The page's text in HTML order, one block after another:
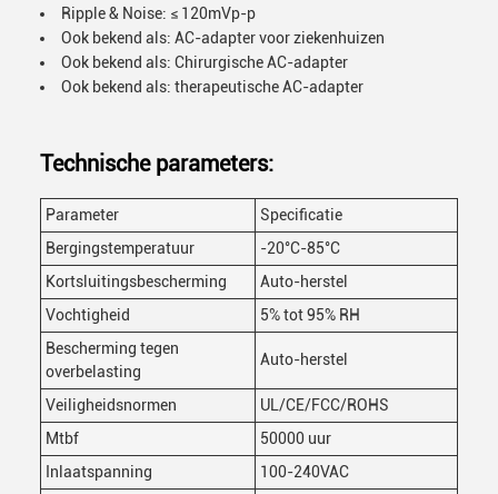
Ripple & Noise: ≤ 120mVp-p
Ook bekend als: AC-adapter voor ziekenhuizen
Ook bekend als: Chirurgische AC-adapter
Ook bekend als: therapeutische AC-adapter
Technische parameters:
Parameter
Specificatie
Bergingstemperatuur
-20°C-85°C
Kortsluitingsbescherming
Auto-herstel
Vochtigheid
5% tot 95% RH
Bescherming tegen
overbelasting
Auto-herstel
Veiligheidsnormen
UL/CE/FCC/ROHS
Mtbf
50000 uur
Inlaatspanning
100-240VAC